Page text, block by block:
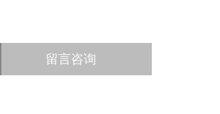
留言咨询